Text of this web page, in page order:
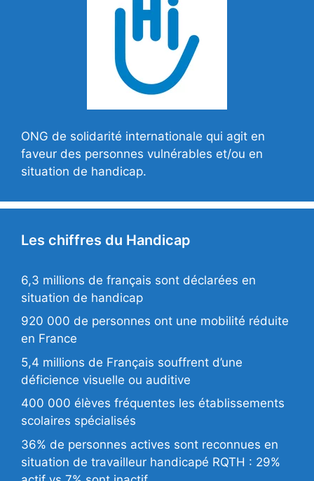
ONG de solidarité internationale qui agit en
faveur des personnes vulnérables et/ou en
situation de handicap.
Les chiffres du Handicap
6,3 millions de français sont déclarées en
situation de handicap
920 000 de personnes ont une mobilité réduite
en France
5,4 millions de Français souffrent d’une
déficience visuelle ou auditive
400 000 élèves fréquentes les établissements
scolaires spécialisés
36% de personnes actives sont reconnues en
situation de travailleur handicapé RQTH : 29%